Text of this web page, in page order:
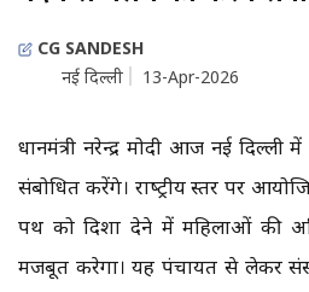
CG SANDESH
नई दिल्ली
13-Apr-2026
प्रधानमंत्री नरेन्‍द्र मोदी आज नई
संबोधित करेंगे। राष्‍ट्रीय स्‍तर पर
पथ को दिशा देने में महिलाओं की
मजबूत करेगा। यह पंचायत से लेकर